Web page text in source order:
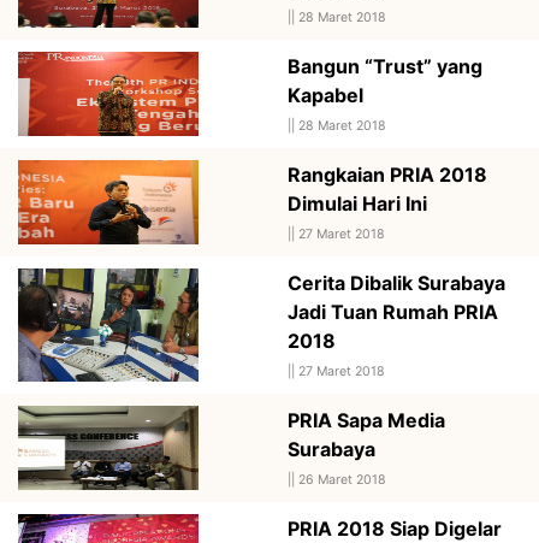
28 Maret 2018
Bangun “Trust” yang
Kapabel
28 Maret 2018
Rangkaian PRIA 2018
Dimulai Hari Ini
27 Maret 2018
Cerita Dibalik Surabaya
Jadi Tuan Rumah PRIA
2018
27 Maret 2018
PRIA Sapa Media
Surabaya
26 Maret 2018
PRIA 2018 Siap Digelar